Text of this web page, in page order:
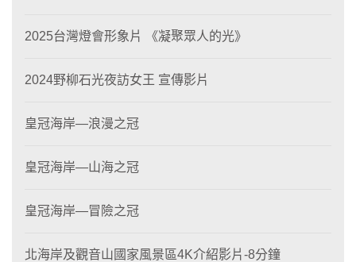
2025台灣燈會形象片 《凝聚眾人的光》
2024野柳石光夜訪女王 宣傳影片
皇冠海岸—浪漫之冠
皇冠海岸—山海之冠
皇冠海岸—冒險之冠
北海岸及觀音山國家風景區4K介紹影片-8分鐘